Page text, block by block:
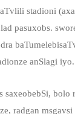
stadioni
pasuxobs.
anSlagi iyo.
saxeobebSi, bolo
radgan